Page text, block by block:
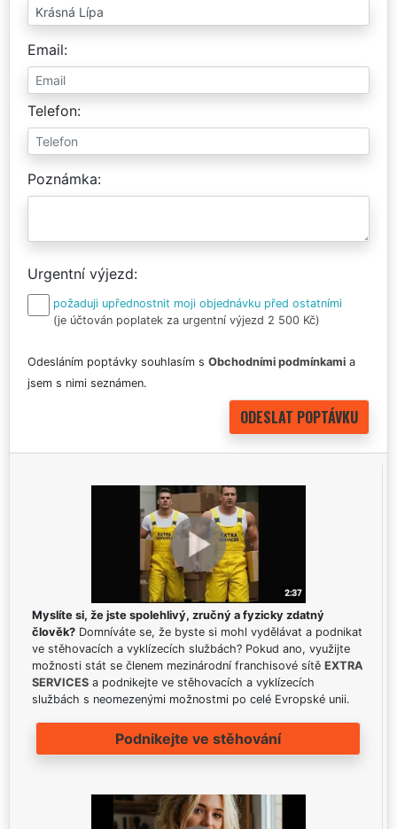
Email
Telefon
Poznámka
Urgentní výjezd
požaduji upřednostnit moji objednávku před ostatními
(je účtován poplatek za urgentní výjezd 2 500 Kč)
Odesláním poptávky souhlasím s Obchodními podmínkami a
jsem s nimi seznámen.
Myslíte si, že jste spolehlivý, zručný a fyzicky zdatný
člověk? Domníváte se, že byste si mohl vydělávat a podnikat
ve stěhovacích a vyklízecích službách? Pokud ano, využijte
možnosti stát se členem mezinárodní franchisové sítě EXTRA
SERVICES a podnikejte ve stěhovacích a vyklízecích
službách s neomezenými možnostmi po celé Evropské unii.
Podnikejte ve stěhování